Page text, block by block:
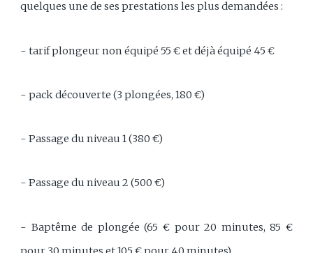
quelques une de ses prestations les plus demandées :
- tarif plongeur non équipé 55 € et déjà équipé 45 €
- pack découverte (3 plongées, 180 €)
- Passage du niveau 1 (380 €)
- Passage du niveau 2 (500 €)
- Baptême de plongée (65 € pour 20 minutes, 85 €